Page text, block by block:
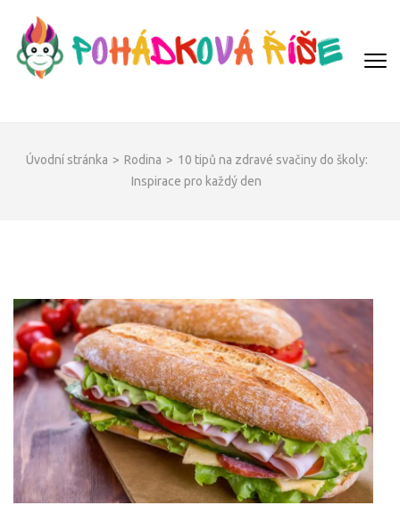
obsah
(Enter)
Úvodní stránka > Rodina > 10 tipů na zdravé svačiny do školy:
Inspirace pro každý den